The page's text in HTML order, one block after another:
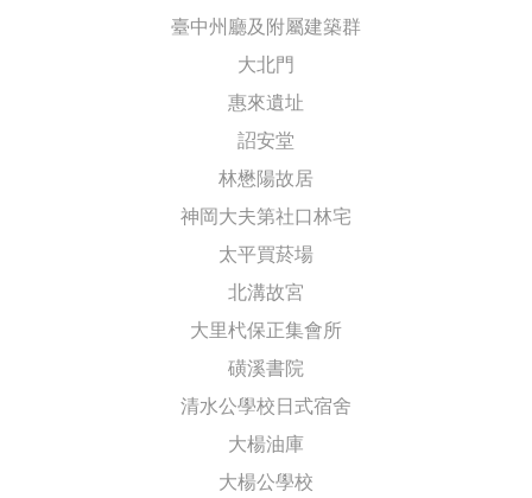
臺中州廳及附屬建築群
大北門
惠來遺址
詔安堂
林懋陽故居
神岡大夫第社口林宅
太平買菸場
北溝故宮
大里杙保正集會所
磺溪書院
清水公學校日式宿舍
大楊油庫
大楊公學校